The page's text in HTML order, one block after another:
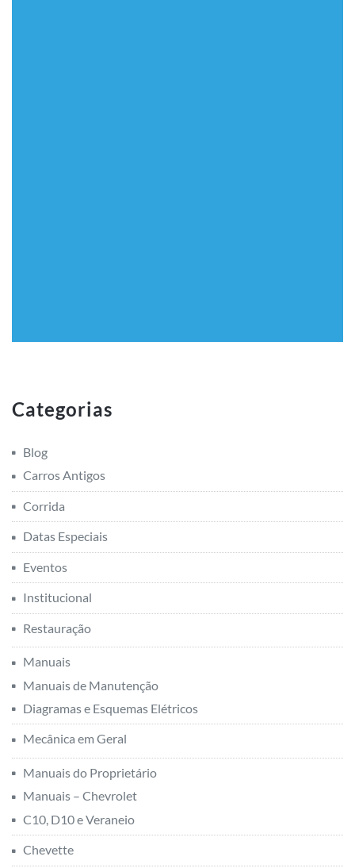
Categorias
Blog
Carros Antigos
Corrida
Datas Especiais
Eventos
Institucional
Restauração
Manuais
Manuais de Manutenção
Diagramas e Esquemas Elétricos
Mecânica em Geral
Manuais do Proprietário
Manuais – Chevrolet
C10, D10 e Veraneio
Chevette